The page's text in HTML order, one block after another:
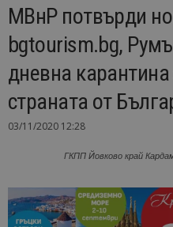
МВнР потвърди
bgtourism.bg,
дневна
страната от
03/11/2020 12:28
ГКПП Йовково край